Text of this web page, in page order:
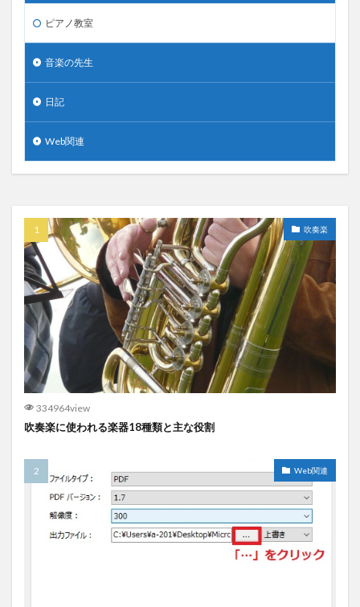
ピアノ教室
音楽の先生
日記
Web関連
吹奏楽
334964view
吹奏楽に使われる楽器18種類と主な役割
Web関連